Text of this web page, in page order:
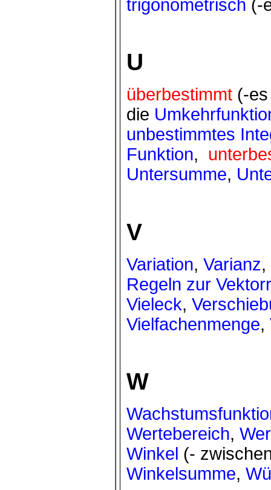
trigonometrisch (-
U
überbestimmt (-
die
unbestimmtes
Funktion,
Untersumme,
V
Variation, Varianz,
Regeln zur
Vieleck,
Vielfachenmenge,
W
Wertebereich,
Winkel (-
Winkelsumme,